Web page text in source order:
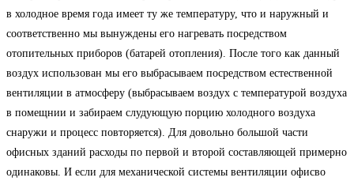
в холодное время года имеет ту же температуру, что и наружный и
соответственно мы вынуждены его нагревать посредством
отопительных приборов (батарей отопления). После того как данный
воздух использован мы его выбрасываем посредством естественной
вентиляции в атмосферу (выбрасываем воздух с температурой воздуха
в помещнии и забираем слудующую порцию холодного воздуха
снаружи и процесс повторяется). Для довольно большой части
офисных зданий расходы по первой и второй составляющей примерно
одинаковы. И если для механической системы вентиляции офисво